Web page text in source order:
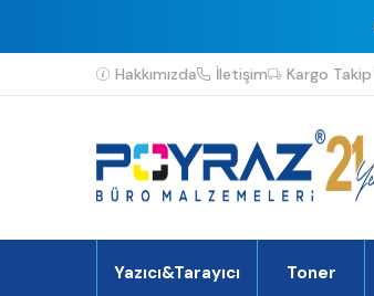
Hakkımızda İletişim Kargo Takip
Yazıcı&Tarayıcı Toner